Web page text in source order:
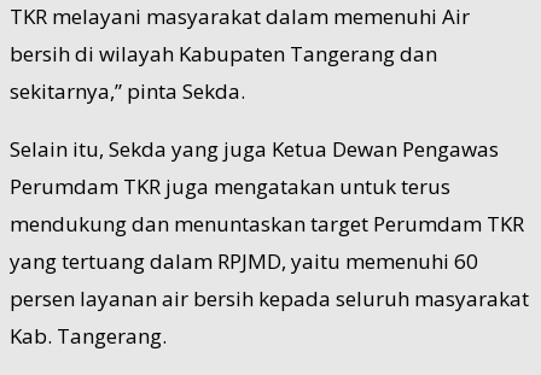
TKR melayani masyarakat dalam memenuhi Air
bersih di wilayah Kabupaten Tangerang dan
sekitarnya,” pinta Sekda.
Selain itu, Sekda yang juga Ketua Dewan Pengawas
Perumdam TKR juga mengatakan untuk terus
mendukung dan menuntaskan target Perumdam TKR
yang tertuang dalam RPJMD, yaitu memenuhi 60
persen layanan air bersih kepada seluruh masyarakat
Kab. Tangerang.